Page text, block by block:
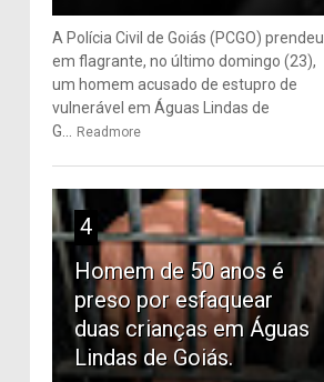
A Polícia Civil de Goiás (PCGO) prendeu
em flagrante, no último domingo (23),
um homem acusado de estupro de
vulnerável em Águas Lindas de
G...
Readmore
4
Homem de 50 anos é
preso por esfaquear
duas crianças em Águas
Lindas de Goiás.